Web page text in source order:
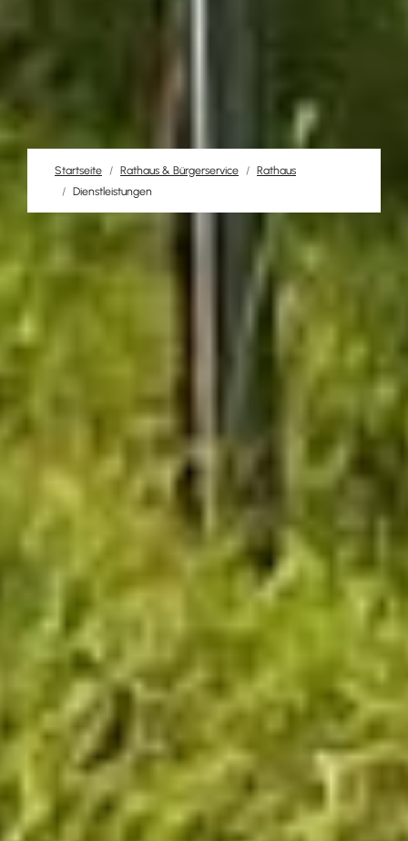
Startseite Rathaus & Bürgerservice
Rathaus
Dienstleistungen